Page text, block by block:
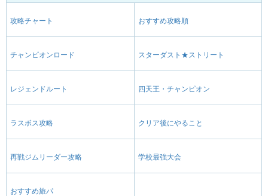
攻略チャート おすすめ攻略順
チャンピオンロード スターダスト★ストリート
レジェンドルート 四天王・チャンピオン
ラスボス攻略 クリア後にやること
再戦ジムリーダー攻略 学校最強大会
おすすめ旅パ